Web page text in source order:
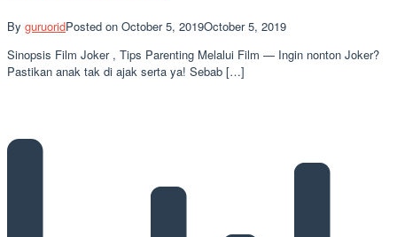
By guruoridPosted on October 5, 2019October 5, 2019
Sinopsis Film Joker , Tips Parenting Melalui Film — Ingin nonton Joker?
Pastikan anak tak di ajak serta ya! Sebab […]